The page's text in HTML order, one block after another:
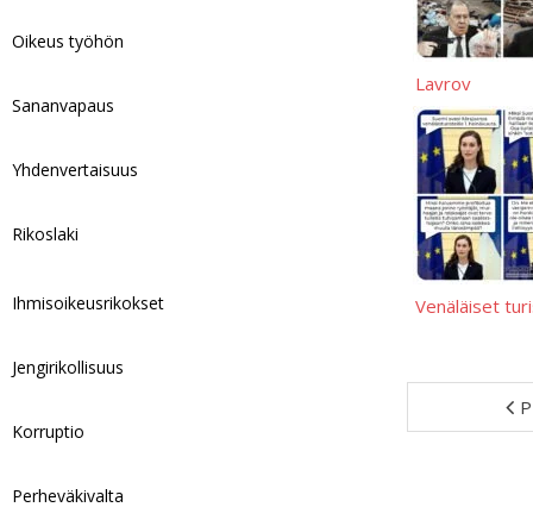
Lavrov
Venäläiset
Oikeus työhön
Sananvapaus
Yhdenvertaisuus
Rikoslaki
Ihmisoikeusrikokset
Jengirikollisuus
Korruptio
Perheväkivalta